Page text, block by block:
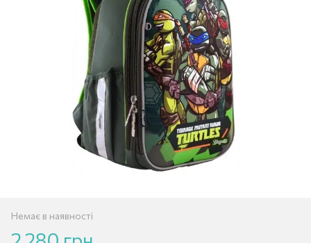
Немає в наявності